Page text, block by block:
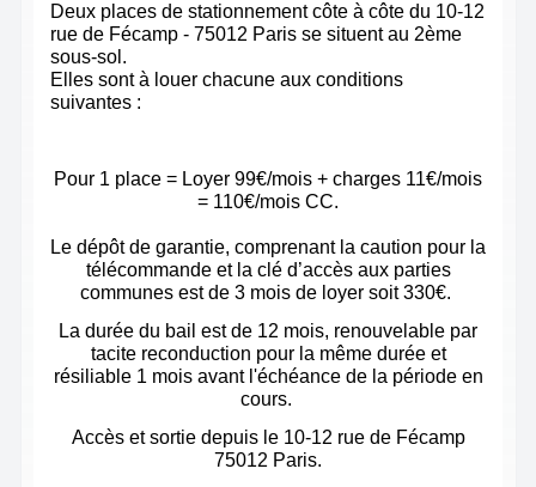
Deux places de stationnement côte à côte du 10-12
rue de Fécamp - 75012 Paris se situent au 2ème
sous-sol.
Elles sont à louer chacune aux conditions
suivantes :
Pour 1 place = Loyer 99€/mois + charges 11€/mois
= 110€/mois CC.
Le dépôt de garantie, comprenant la caution pour la
télécommande et la clé d’accès aux parties
communes est de 3 mois de loyer soit 330€.
La durée du bail est de 12 mois, renouvelable par
tacite reconduction pour la même durée et
résiliable 1 mois avant l'échéance de la période en
cours.
Accès et sortie depuis le 10-12 rue de Fécamp
75012 Paris.